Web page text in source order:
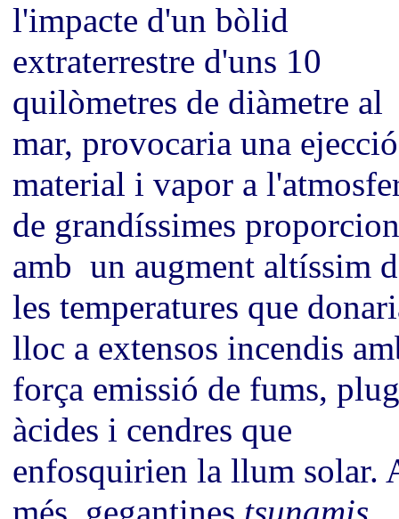
l'impacte d'un bòlid
extraterrestre d'uns 10
quilòmetres de diàmetre al
mar, provocaria una
material i vapor a
de grandíssimes
amb un augment altíssim
les temperatures que
lloc a extensos incendis
força emissió de fums,
àcides i cendres que
enfosquirien la llum solar.